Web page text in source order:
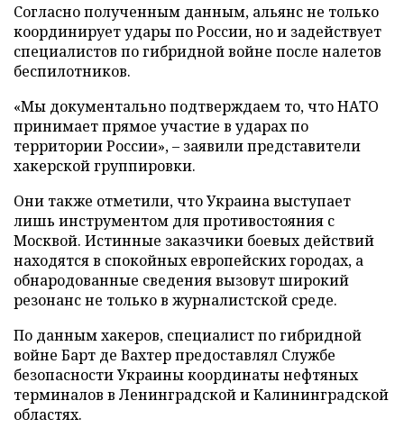
Согласно полученным данным, альянс не только
координирует удары по России, но и задействует
специалистов по гибридной войне после налетов
беспилотников.
«Мы документально подтверждаем то, что НАТО
принимает прямое участие в ударах по
территории России», – заявили представители
хакерской группировки.
Они также отметили, что Украина выступает
лишь инструментом для противостояния с
Москвой. Истинные заказчики боевых действий
находятся в спокойных европейских городах, а
обнародованные сведения вызовут широкий
резонанс не только в журналистской среде.
По данным хакеров, специалист по гибридной
войне Барт де Вахтер предоставлял Службе
безопасности Украины координаты нефтяных
терминалов в Ленинградской и Калининградской
областях.